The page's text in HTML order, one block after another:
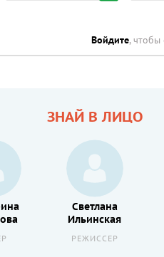
Войдите, чтобы
ЗНАЙ В ЛИЦО
Светлана
Ильинская
РЕЖИССЕР